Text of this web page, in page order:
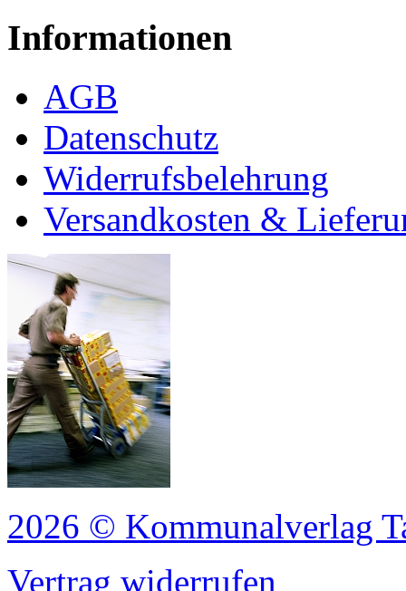
Informationen
AGB
Datenschutz
Widerrufsbelehrung
Versandkosten &
2026 © Kommunalverlag
Vertrag widerrufen